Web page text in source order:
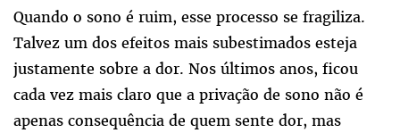
Quando o sono é ruim, esse processo se fragiliza.
Talvez um dos efeitos mais subestimados esteja
justamente sobre a dor. Nos últimos anos, ficou
cada vez mais claro que a privação de sono não é
apenas consequência de quem sente dor, mas